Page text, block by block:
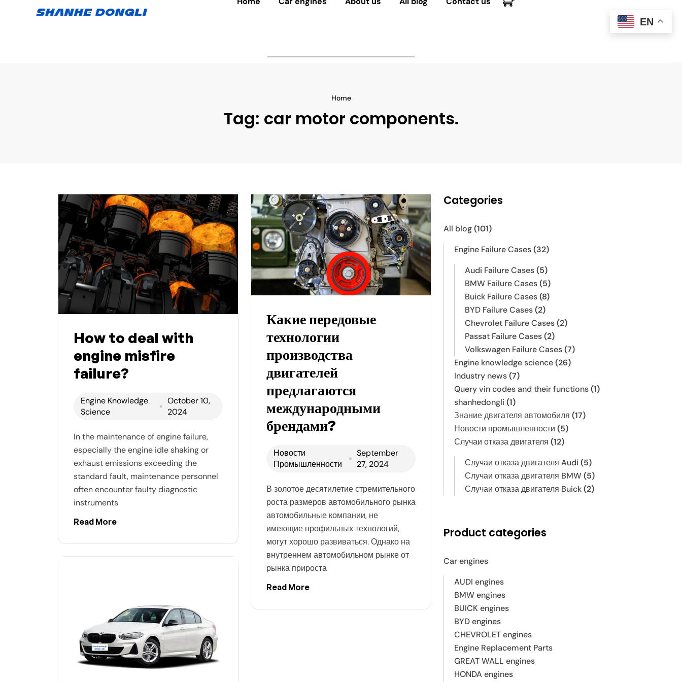
Home
Tag: car motor components.
How to deal with
engine misfire
failure?
Engine Knowledge
Science
October 10,
2024
In the maintenance of engine failure,
especially the engine idle shaking or
exhaust emissions exceeding the
standard fault, maintenance personnel
often encounter faulty diagnostic
instruments
Read More
Какие передовые
технологии
производства
двигателей
предлагаются
международными
брендами?
Новости
Промышленности
September
27, 2024
В золотое десятилетие стремительного
роста размеров автомобильного рынка
автомобильные компании, не
имеющие профильных технологий,
могут хорошо развиваться. Однако на
внутреннем автомобильном рынке от
рынка прироста
Read More
Categories
All blog(101)
Engine Failure Cases(32)
Audi Failure Cases(5)
BMW Failure Cases(5)
Buick Failure Cases(8)
BYD Failure Cases(2)
Chevrolet Failure Cases(2)
Passat Failure Cases(2)
Volkswagen Failure Cases(7)
Engine knowledge science(26)
Industry news(7)
Query vin codes and their functions(1)
shanhedongli (1)
Знание двигателя автомобиля (17)
Новости промышленности (5)
Случаи отказа двигателя (12)
Случаи отказа двигателя Audi (5)
Случаи отказа двигателя BMW(5)
Случаи отказа двигателя Buick(2)
Product categories
Car engines
AUDI engines
BMW engines
BUICK engines
BYD engines
CHEVROLET engines
Engine Replacement Parts
GREAT WALL engines
HONDA engines
EN